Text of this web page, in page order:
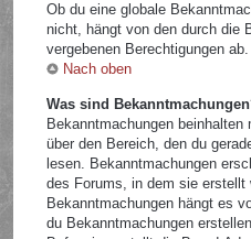
Ob du eine globale
nicht, hängt von den durch die
vergebenen Berechtigungen ab.
Nach oben
Was sind
Bekanntmachungen
über den Bereich, den du
lesen. Bekanntmachungen
des Forums, in dem sie erstellt
Bekanntmachungen hängt es
du Bekanntmachungen